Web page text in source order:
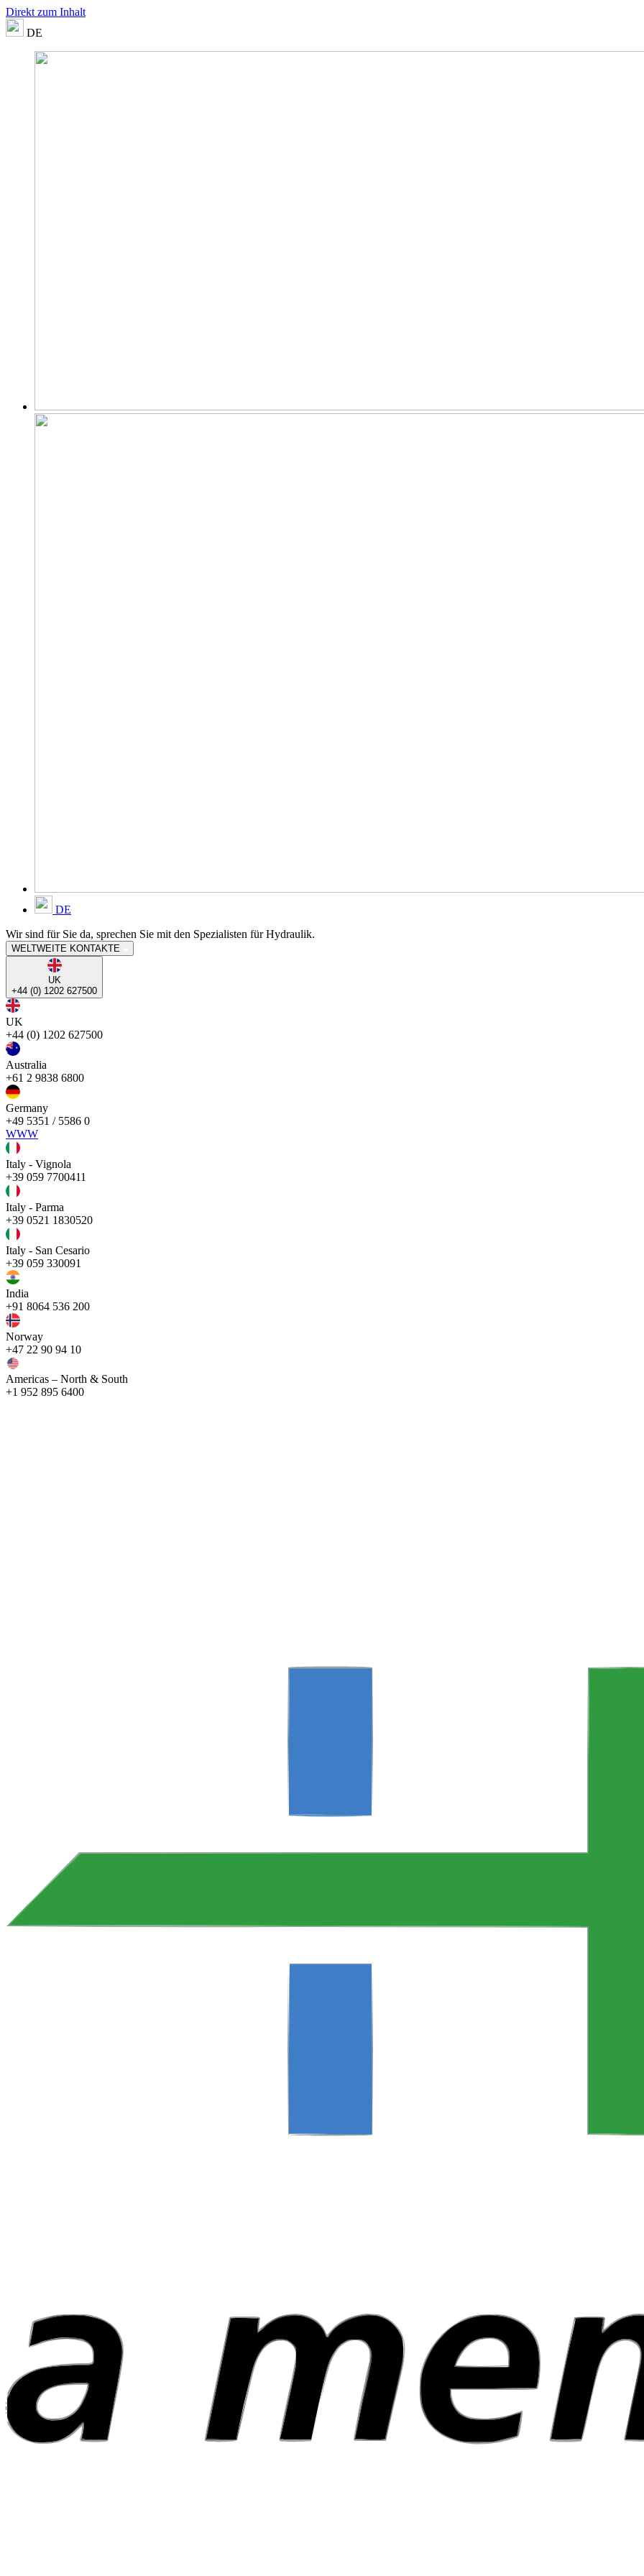
Direkt zum Inhalt
DE
DE
Wir sind für Sie da, sprechen Sie mit den Spezialisten für Hydraulik.
WELTWEITE KONTAKTE
UK
+44 (0) 1202 627500
UK
+44 (0) 1202 627500
Australia
+61 2 9838 6800
Germany
+49 5351 / 5586 0
WWW
Italy - Vignola
+39 059 7700411
Italy - Parma
+39 0521 1830520
Italy - San Cesario
+39 059 330091
India
+91 8064 536 200
Norway
+47 22 90 94 10
Americas – North & South
+1 952 895 6400